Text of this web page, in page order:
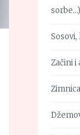
sorbe…)
Začini i
Zimnica